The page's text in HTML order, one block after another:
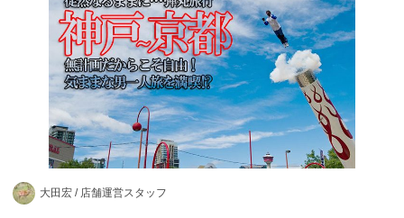
大田宏 / 店舗運営スタッフ